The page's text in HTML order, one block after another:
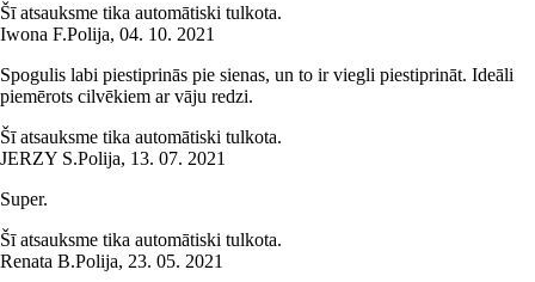
Šī atsauksme tika automātiski tulkota.
Iwona F.Polija, 04. 10. 2021
Spogulis labi piestiprinās pie sienas, un to ir viegli piestiprināt. Ideāli
piemērots cilvēkiem ar vāju redzi.
Šī atsauksme tika automātiski tulkota.
JERZY S.Polija, 13. 07. 2021
Super.
Šī atsauksme tika automātiski tulkota.
Renata B.Polija, 23. 05. 2021